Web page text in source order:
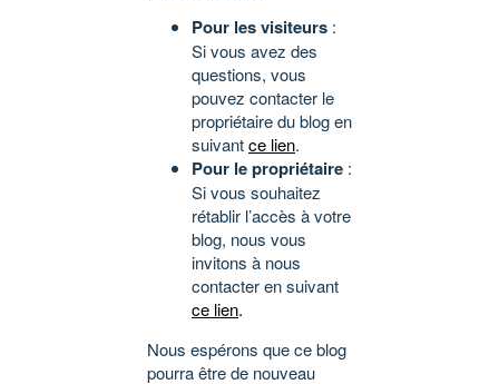
Pour les visiteurs :
Si vous avez des
questions, vous
pouvez contacter le
propriétaire du blog en
suivantce lien.
Pour le propriétaire :
Si vous souhaitez
rétablir l’accès à votre
blog, nous vous
invitons à nous
contacter en suivant
ce lien.
Nous espérons que ce blog
pourra être de nouveau